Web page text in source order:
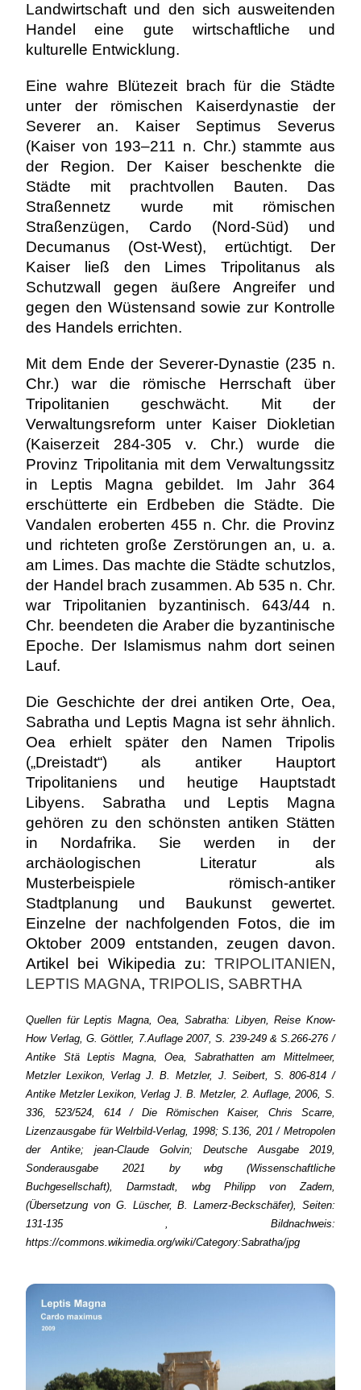
Landwirtschaft und den sich ausweitenden
Handel eine gute wirtschaftliche und
kulturelle Entwicklung.
Eine wahre Blütezeit brach für die Städte
unter der römischen Kaiserdynastie der
Severer an. Kaiser Septimus Severus
(Kaiser von 193–211 n. Chr.) stammte aus
der Region. Der Kaiser beschenkte die
Städte mit prachtvollen Bauten. Das
Straßennetz wurde mit römischen
Straßenzügen, Cardo (Nord-Süd) und
Decumanus (Ost-West), ertüchtigt. Der
Kaiser ließ den Limes Tripolitanus als
Schutzwall gegen äußere Angreifer und
gegen den Wüstensand sowie zur Kontrolle
des Handels errichten.
Mit dem Ende der Severer-Dynastie (235 n.
Chr.) war die römische Herrschaft über
Tripolitanien geschwächt. Mit der
Verwaltungsreform unter Kaiser Diokletian
(Kaiserzeit 284-305 v. Chr.) wurde die
Provinz Tripolitania mit dem Verwaltungssitz
in Leptis Magna gebildet. Im Jahr 364
erschütterte ein Erdbeben die Städte. Die
Vandalen eroberten 455 n. Chr. die Provinz
und richteten große Zerstörungen an, u. a.
am Limes. Das machte die Städte schutzlos,
der Handel brach zusammen. Ab 535 n. Chr.
war Tripolitanien byzantinisch. 643/44 n.
Chr. beendeten die Araber die byzantinische
Epoche. Der Islamismus nahm dort seinen
Lauf.
Die Geschichte der drei antiken Orte, Oea,
Sabratha und Leptis Magna ist sehr ähnlich.
Oea erhielt später den Namen Tripolis
(„Dreistadt“) als antiker Hauptort
Tripolitaniens und heutige Hauptstadt
Libyens. Sabratha und Leptis Magna
gehören zu den schönsten antiken Stätten
in Nordafrika. Sie werden in der
archäologischen Literatur als
Musterbeispiele römisch-antiker
Stadtplanung und Baukunst gewertet.
Einzelne der nachfolgenden Fotos, die im
Oktober 2009 entstanden, zeugen davon.
Artikel bei Wikipedia zu: TRIPOLITANIEN,
LEPTIS MAGNA,TRIPOLIS, SABRTHA
Quellen für Leptis Magna, Oea, Sabratha: Libyen, Reise Know-
How Verlag, G. Göttler, 7.Auflage 2007, S. 239-249 & S.266-276 /
Antike Stä Leptis Magna, Oea, Sabrathatten am Mittelmeer,
Metzler Lexikon, Verlag J. B. Metzler, J. Seibert, S. 806-814 /
Antike Metzler Lexikon, Verlag J. B. Metzler, 2. Auflage, 2006, S.
336, 523/524, 614 / Die Römischen Kaiser, Chris Scarre,
Lizenzausgabe für Welrbild-Verlag, 1998; S.136, 201 / Metropolen
der Antike; jean-Claude Golvin; Deutsche Ausgabe 2019,
Sonderausgabe 2021 by wbg (Wissenschaftliche
Buchgesellschaft), Darmstadt, wbg Philipp von Zadern,
(Übersetzung von G. Lüscher, B. Lamerz-Beckschäfer), Seiten:
131-135 , Bildnachweis:
https://commons.wikimedia.org/wiki/Category:Sabratha/jpg